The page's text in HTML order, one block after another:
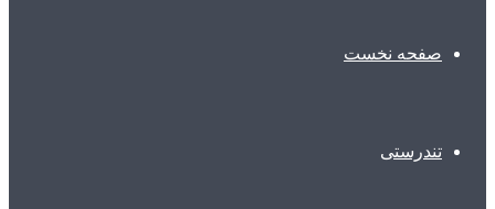
صفحه نخست
تندرستی